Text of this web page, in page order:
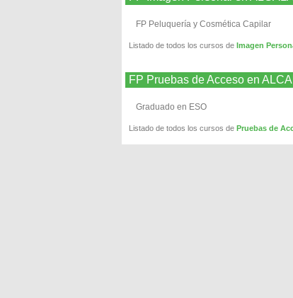
FP Peluquería y Cosmética Capilar
Listado de todos los cursos de Imagen
FP Pruebas de Acceso en
Graduado en ESO
Listado de todos los cursos de Pruebas de